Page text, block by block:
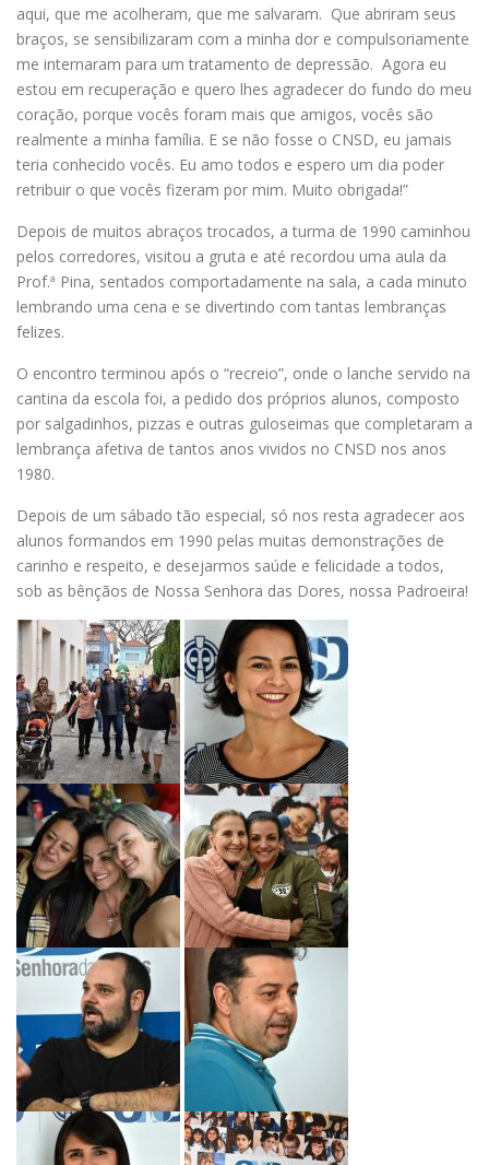
aqui, que me acolheram, que me salvaram. Que abriram seus
braços, se sensibilizaram com a minha dor e compulsoriamente
me internaram para um tratamento de depressão. Agora eu
estou em recuperação e quero lhes agradecer do fundo do meu
coração, porque vocês foram mais que amigos, vocês são
realmente a minha família. E se não fosse o CNSD, eu jamais
teria conhecido vocês. Eu amo todos e espero um dia poder
retribuir o que vocês fizeram por mim. Muito obrigada!”
Depois de muitos abraços trocados, a turma de 1990 caminhou
pelos corredores, visitou a gruta e até recordou uma aula da
Prof.ª Pina, sentados comportadamente na sala, a cada minuto
lembrando uma cena e se divertindo com tantas lembranças
felizes.
O encontro terminou após o “recreio”, onde o lanche servido na
cantina da escola foi, a pedido dos próprios alunos, composto
por salgadinhos, pizzas e outras guloseimas que completaram a
lembrança afetiva de tantos anos vividos no CNSD nos anos
1980.
Depois de um sábado tão especial, só nos resta agradecer aos
alunos formandos em 1990 pelas muitas demonstrações de
carinho e respeito, e desejarmos saúde e felicidade a todos,
sob as bênçãos de Nossa Senhora das Dores, nossa Padroeira!